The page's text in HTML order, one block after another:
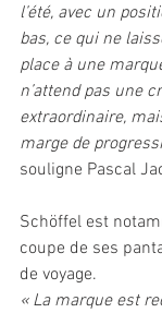
l’été, avec un
bas, ce qui ne
place à une
n’attend pas une
extraordinaire,
marge de
souligne Pascal
Schöffel est
coupe de ses
de voyage.
« La marque est